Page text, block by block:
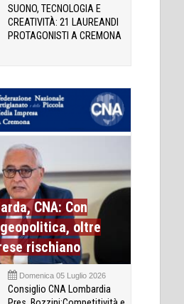
SUONO, TECNOLOGIA E
CREATIVITÀ: 21 LAUREANDI
PROTAGONISTI A CREMONA
CNA: Con
oltre
rischiano
Domenica 05 Luglio 2026
Consiglio CNA Lombardia